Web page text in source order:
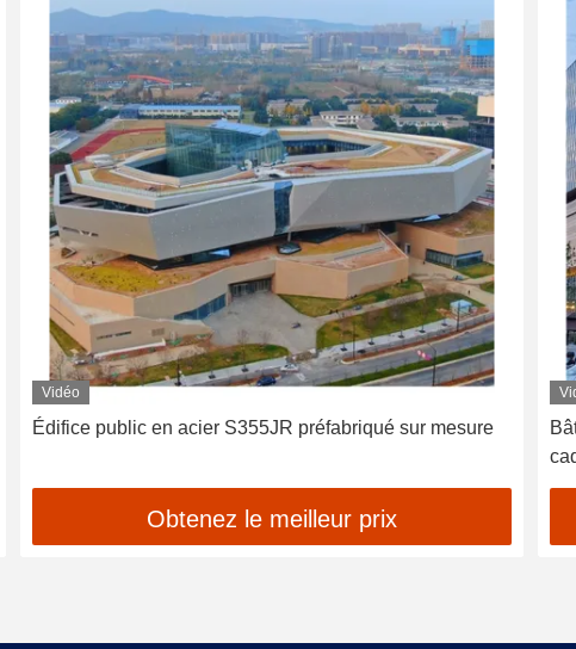
Vidéo
Édifice public en acier S355JR préfabriqué sur mesure
Obtenez le meilleur prix